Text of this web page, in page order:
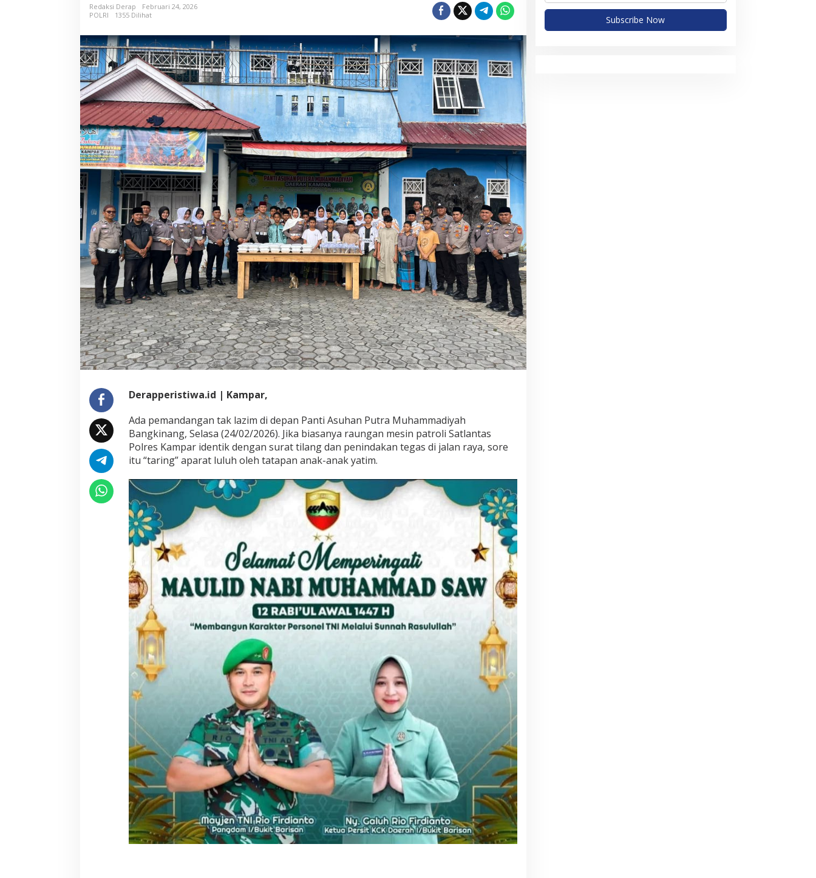
Redaksi Derap
Februari 24, 2026
POLRI
1355 Dilihat
Derapperistiwa.id | Kampar,
Ada pemandangan tak lazim di depan Panti Asuhan Putra Muhammadiyah
Bangkinang, Selasa (24/02/2026). Jika biasanya raungan mesin patroli Satlantas
Polres Kampar identik dengan surat tilang dan penindakan tegas di jalan raya, sore
itu “taring” aparat luluh oleh tatapan anak-anak yatim.